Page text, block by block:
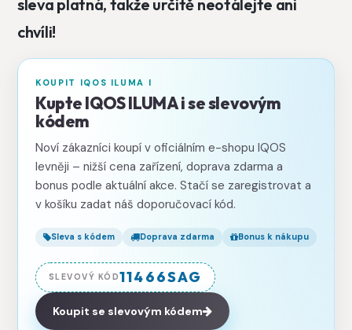
sleva platná, takže určitě neotálejte ani
chvíli!
KOUPIT IQOS ILUMA I
Kupte IQOS ILUMA i se slevovým
kódem
Noví zákazníci koupí v oficiálním e-shopu IQOS
levněji – nižší cena zařízení, doprava zdarma a
bonus podle aktuální akce. Stačí se zaregistrovat a
v košíku zadat náš doporučovací kód.
Sleva s kódem Doprava zdarma Bonus k nákupu
SLEVOVÝ KÓD11466SAG
Koupit se slevovým kódem